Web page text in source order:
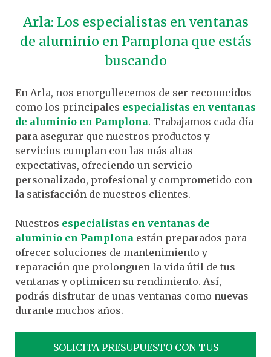
Arla: Los especialistas en ventanas
de aluminio en Pamplona que estás
buscando
En Arla, nos enorgullecemos de ser reconocidos
como los principales especialistas en ventanas
de aluminio en Pamplona. Trabajamos cada día
para asegurar que nuestros productos y
servicios cumplan con las más altas
expectativas, ofreciendo un servicio
personalizado, profesional y comprometido con
la satisfacción de nuestros clientes.
Nuestros especialistas en ventanas de
aluminio en Pamplona están preparados para
ofrecer soluciones de mantenimiento y
reparación que prolonguen la vida útil de tus
ventanas y optimicen su rendimiento. Así,
podrás disfrutar de unas ventanas como nuevas
durante muchos años.
SOLICITA PRESUPUESTO CON TUS